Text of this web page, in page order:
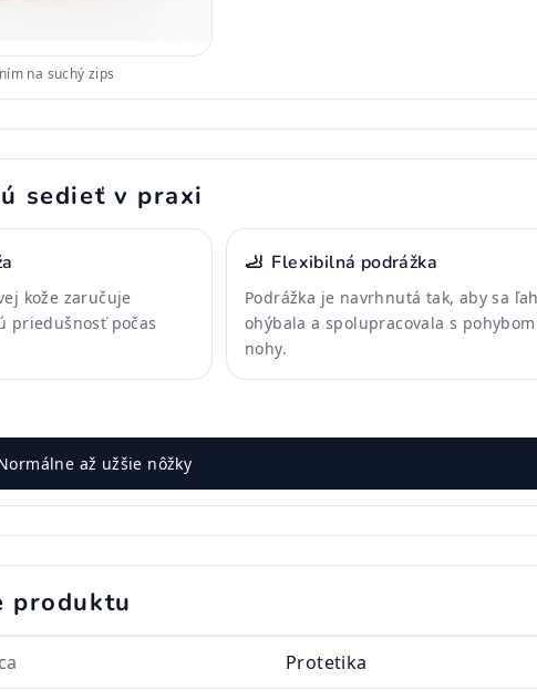
na suchý zips
sedieť v praxi
kože zaručuje
priedušnosť počas
🦶 Flexibilná podrážka
Podrážka je navrhnutá tak, aby sa
ohýbala a spolupracovala s pohybom
nohy.
až užšie nôžky
produktu
Protetika